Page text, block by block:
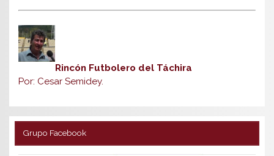
Rincón Futbolero del Táchira
Por: Cesar Semidey.
Grupo Facebook